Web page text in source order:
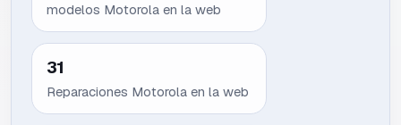
modelos Motorola en la web
31
Reparaciones Motorola en la web